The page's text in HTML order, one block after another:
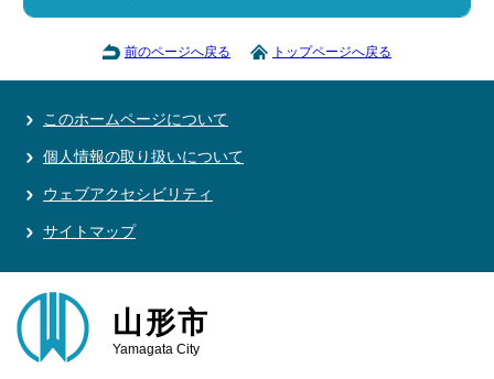
前のページへ戻る トップページへ戻る
このホームページについて
個人情報の取り扱いについて
ウェブアクセシビリティ
サイトマップ
山形市
Yamagata City